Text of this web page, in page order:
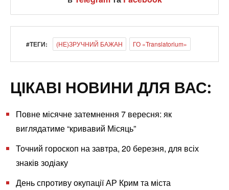
#ТЕГИ: (НЕ)ЗРУЧНИЙ БАЖАН ГО «Translatorium»
ЦІКАВІ НОВИНИ ДЛЯ ВАС:
Повне місячне затемнення 7 вересня: як
виглядатиме “кривавий Місяць”
Точний гороскоп на завтра, 20 березня, для всіх
знаків зодіаку
День спротиву окупації АР Крим та міста